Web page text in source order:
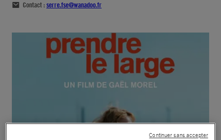
Contact :serre.fse@wanadoo.fr
Continuer sans accepter